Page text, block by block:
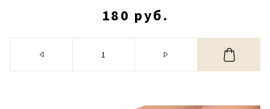
180 руб.